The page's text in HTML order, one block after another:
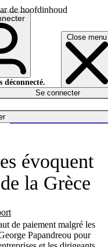
de hoofdinhoud
Close menu
déconnecté.
Se connecter
évoquent
la Grèce
de paiement malgré les
Papandreou pour